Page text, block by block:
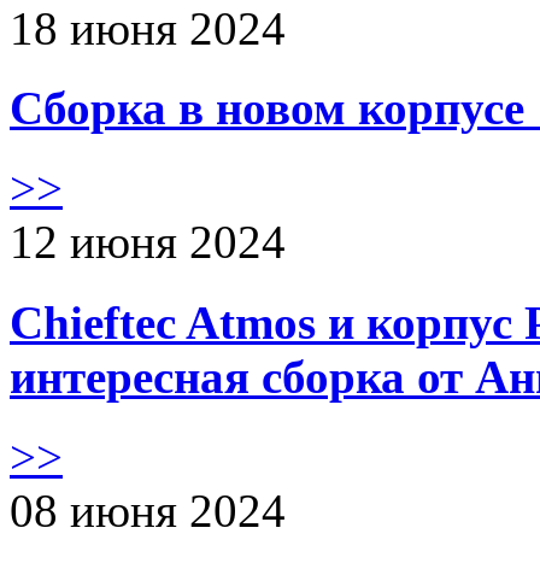
18 июня 2024
Сборка в новом
>>
12 июня 2024
Chieftec Atmos и корпус
интересная сборка от
>>
08 июня 2024